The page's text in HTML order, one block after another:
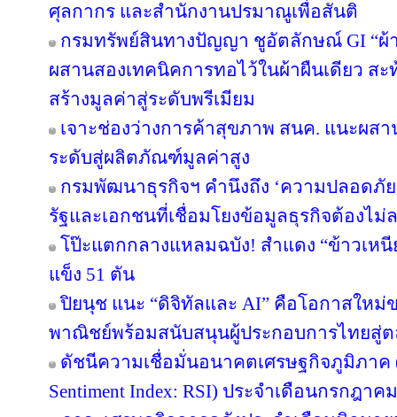
ศุลกากร และสำนักงานปรมาณูเพื่อสันติ
กรมทรัพย์สินทางปัญญา ชูอัตลักษณ์ GI “ผ้
ผสานสองเทคนิคการทอไว้ในผ้าผืนเดียว
สร้างมูลค่าสู่ระดับพรีเมียม
เจาะช่องว่างการค้าสุขภาพ สนค. แนะผส
ระดับสู่ผลิตภัณฑ์มูลค่าสูง
กรมพัฒนาธุรกิจฯ คำนึงถึง ‘ความปลอดภั
รัฐและเอกชนที่เชื่อมโยงข้อมูลธุรกิจต้องไ
โป๊ะแตกกลางแหลมฉบัง! สำแดง “ข้าวเห
แข็ง 51 ตัน
ปิยนุช แนะ “ดิจิทัลและ AI” คือโอกาสใหม่
พาณิชย์พร้อมสนับสนุนผู้ประกอบการไทยสู่
ดัชนีความเชื่อมั่นอนาคตเศรษฐกิจภูมิภาค
Sentiment Index: RSI) ประจำเดือนกรกฎาค